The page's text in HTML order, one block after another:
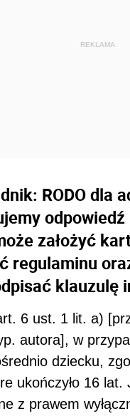
RODO dla
odpowiedź
założyć
regulaminu
klauzulę
6 ust. 1 lit. a)
autora], w
dziecku,
ukończyło 16 lat.
z prawem